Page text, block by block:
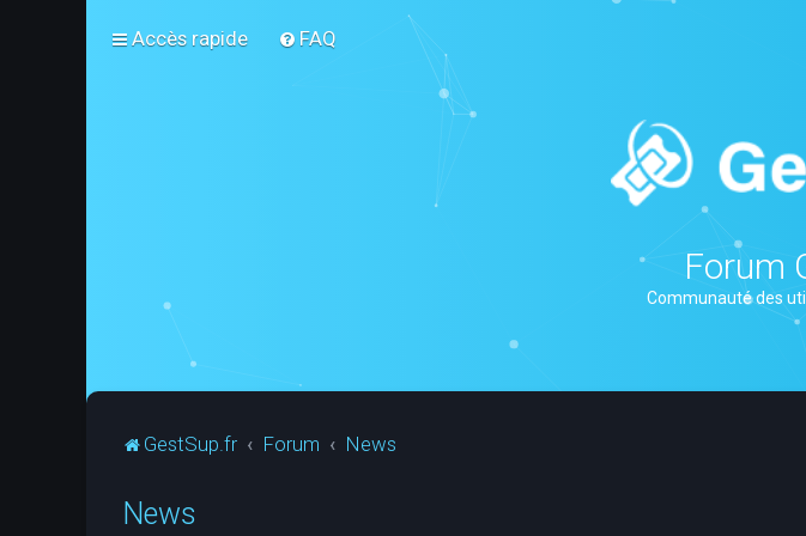
Accès rapide FAQ
Forum
Communauté des
GestSup.fr Forum News
News